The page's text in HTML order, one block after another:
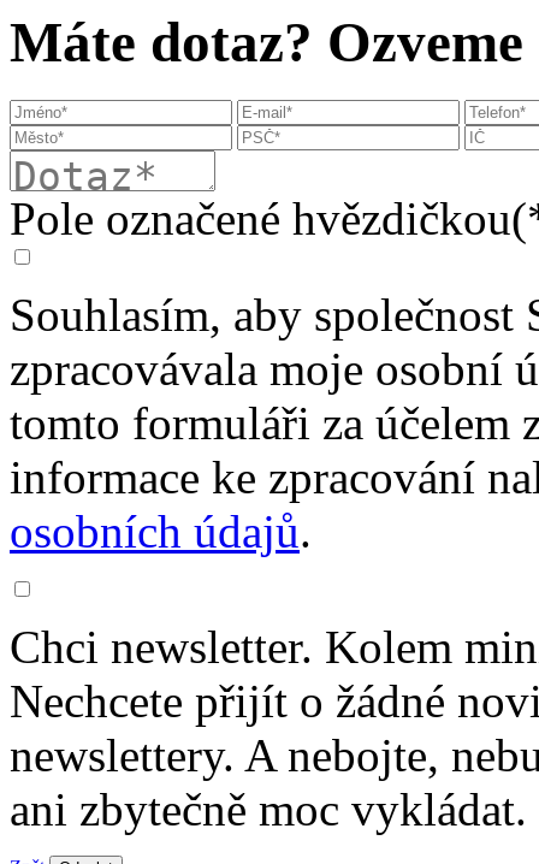
Máte dotaz? Ozveme
Pole označené
Souhlasím, aby společnost
zpracovávala moje osobní
tomto formuláři za účelem
informace ke zpracování
osobních údajů.
Chci newsletter. Kolem
Nechcete přijít o žádné
newslettery. A nebojte,
ani zbytečně moc vykládat.